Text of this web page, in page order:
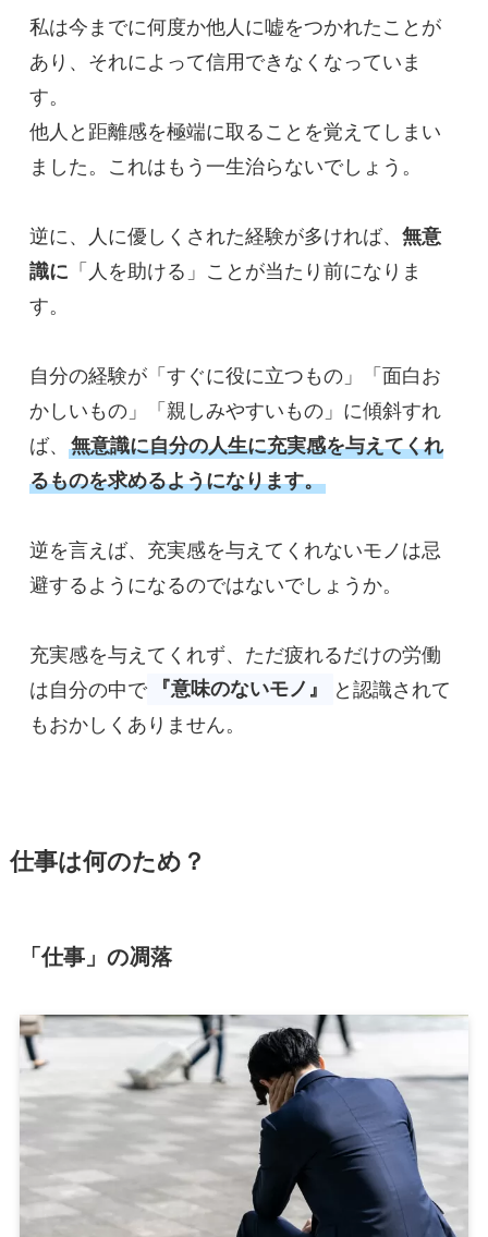
私は今までに何度か他人に嘘をつかれたことが
あり、それによって信用できなくなっていま
す。
他人と距離感を極端に取ることを覚えてしまい
ました。これはもう一生治らないでしょう。
逆に、人に優しくされた経験が多ければ、 無意
識に 「人を助ける」ことが当たり前になりま
す。
自分の経験が「すぐに役に立つもの」「面白お
かしいもの」「親しみやすいもの」に傾斜すれ
ば、 無意識に自分の人生に充実感を与えてくれ
るものを求めるようになります。
逆を言えば、充実感を与えてくれないモノは忌
避するようになるのではないでしょうか。
充実感を与えてくれず、ただ疲れるだけの労働
は自分の中で
『意味のないモノ』
と認識されて
もおかしくありません。
仕事は何のため？
「仕事」の凋落